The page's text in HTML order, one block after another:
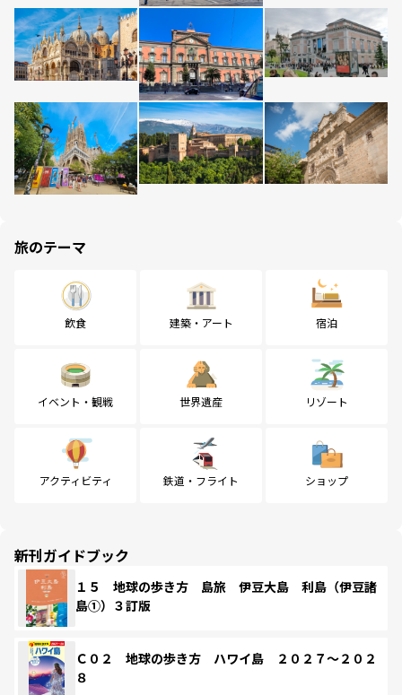
旅のテーマ
飲食 建築・アート 宿泊
イベント・観戦 世界遺産 リゾート
アクティビティ 鉄道・フライト ショップ
新刊ガイドブック
１５ 地球の歩き方 島旅 伊豆大島 利島（伊豆諸
島①）３訂版
Ｃ０２ 地球の歩き方 ハワイ島 ２０２７～２０２
８